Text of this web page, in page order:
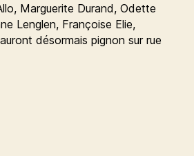
Marguerite Durand, Odette
Lenglen, Françoise Elie,
désormais pignon sur rue